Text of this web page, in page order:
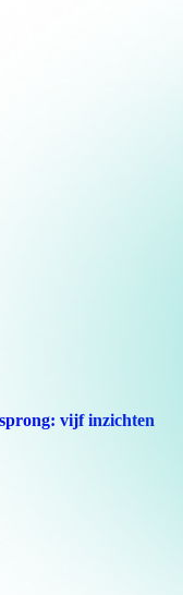
vijf inzichten